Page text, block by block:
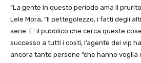
“La gente in questo periodo ama il
Lele Mora, “Il pettegolezzo, i fatti degli
serie. E’ il pubblico che cerca queste
successo a tutti i costi, l’agente dei vip
ancora tante persone “che hanno voglia